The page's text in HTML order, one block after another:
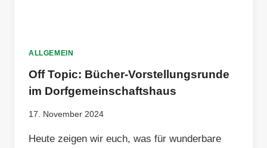
ALLGEMEIN
Off Topic: Bücher-Vorstellungsrunde
im Dorfgemeinschaftshaus
17. November 2024
Heute zeigen wir euch, was für wunderbare